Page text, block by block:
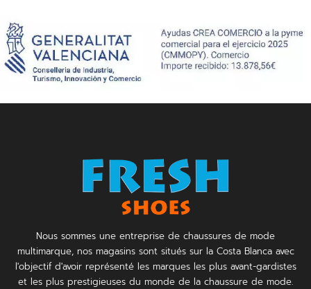
Nous sommes une entreprise de chaussures de mode
multimarque, nos magasins sont situés sur la Costa Blanca avec
l'objectif d'avoir représenté les marques les plus avant-gardistes
et les plus prestigieuses du monde de la chaussure de mode.